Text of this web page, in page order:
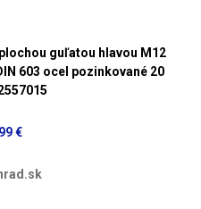
guľatou hlavou M12
603 ocel pozinkované 20
€